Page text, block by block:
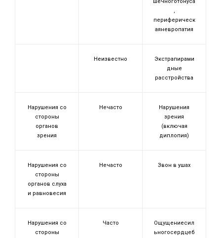
,
периферическ
аяневропатия
Неизвестно
Экстрапирами
дные
расстройства
Нарушения со
стороны
органов
зрения
Нечасто
Нарушения
зрения
(включая
диплопия)
Нарушения со
стороны
органов слуха
и равновесия
Нечасто Звон в ушах
Нарушения со
стороны
Часто
Ощущениесил
ьногосердцеб